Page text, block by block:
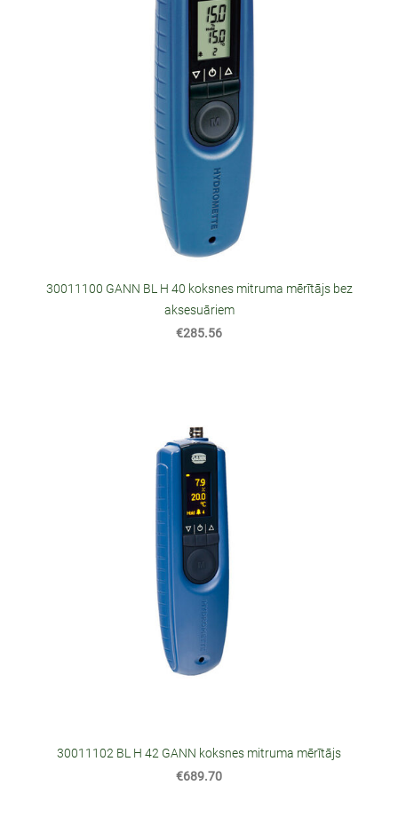
30011100 GANN BL H 40 koksnes mitruma mērītājs bez
aksesuāriem
€285.56
30011102 BL H 42 GANN koksnes mitruma mērītājs
€689.70